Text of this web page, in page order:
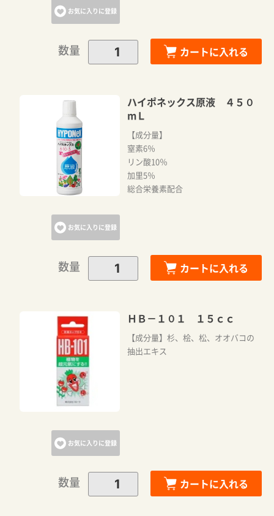
お気に入りに登録
数量 カートに入れる
お気に入りに登録
ハイポネックス原液 ４５０
mＬ
【成分量】
窒素6％
リン酸10％
加里5％
総合栄養素配合
数量 カートに入れる
お気に入りに登録
ＨＢ－１０１ １５ｃｃ
【成分量】杉、桧、松、オオバコの
抽出エキス
数量 カートに入れる